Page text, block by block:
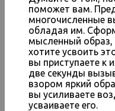
поможет вам.
многочисленные
обладая им.
мысленный
хотите усвоить
вы приступаете к
две секунды
взором яркий
вы усиливаете
усваиваете его.